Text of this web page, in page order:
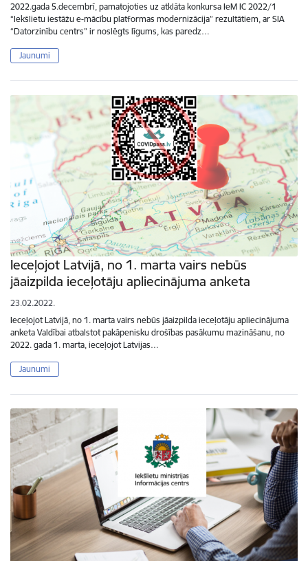
2022.gada 5.decembrī, pamatojoties uz atklāta konkursa IeM IC 2022/1
“Iekšlietu iestāžu e-mācību platformas modernizācija” rezultātiem, ar SIA
“Datorzinību centrs” ir noslēgts līgums, kas paredz…
Jaunumi
Ieceļojot Latvijā, no 1. marta vairs nebūs
jāaizpilda ieceļotāju apliecinājuma anketa
23.02.2022.
Ieceļojot Latvijā, no 1. marta vairs nebūs jāaizpilda ieceļotāju apliecinājuma
anketa Valdībai atbalstot pakāpenisku drošības pasākumu mazināšanu, no
2022. gada 1. marta, ieceļojot Latvijas…
Jaunumi